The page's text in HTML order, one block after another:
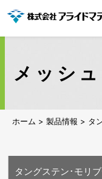
ホーム > 製品情報 > タ
メッシュ
タングステン･モリ